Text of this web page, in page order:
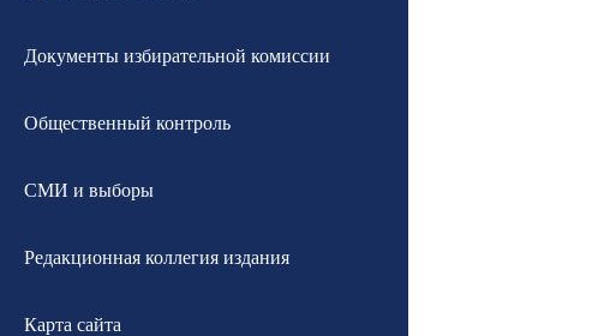
Документы избирательной комиссии
Общественный контроль
СМИ и выборы
Редакционная коллегия издания
Карта сайта